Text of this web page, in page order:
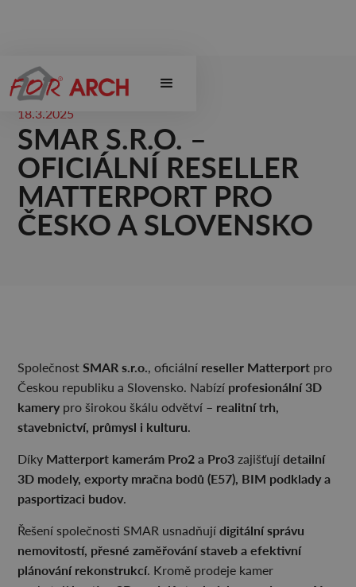
18.3.2025
SMAR S.R.O. –
OFICIÁLNÍ RESELLER
MATTERPORT PRO
ČESKO A SLOVENSKO
SpolečnostSMAR s.r.o., oficiální reseller Matterport pro
Českou republiku a Slovensko. Nabízí profesionální 3D
kamerypro širokou škálu odvětví – realitní trh,
stavebnictví, průmysl i kulturu.
Díky Matterport kamerám Pro2 a Pro3zajišťujídetailní
3D modely, exporty mračna bodů (E57), BIM podklady a
pasportizaci budov.
Řešení společnosti SMAR usnadňujídigitální správu
nemovitostí, přesné zaměřování staveb a efektivní
plánování rekonstrukcí. Kromě prodeje kamer